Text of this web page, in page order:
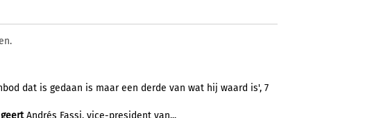
dat is gedaan is maar een derde van wat hij waard is', 7
geertAndrés Fassi, vice-president van...